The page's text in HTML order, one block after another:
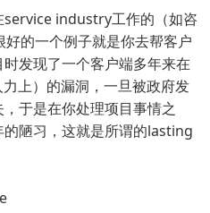
service industry工作的（如咨
的一个例子就是你去帮客户
发现了一个客户端多年来在
上）的漏洞，一旦被政府发
于是在你处理项目事情之
陋习，这就是所谓的lasting